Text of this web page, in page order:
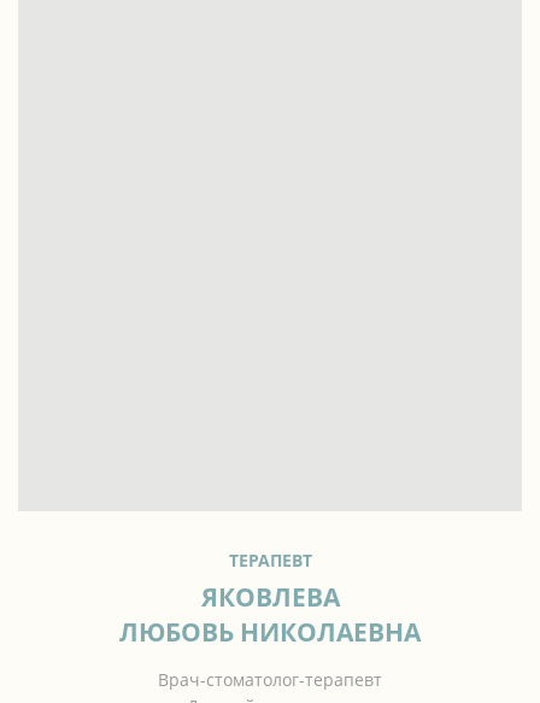
ТЕРАПЕВТ
ЯКОВЛЕВА
ЛЮБОВЬ НИКОЛАЕВНА
Врач-стоматолог-терапевт